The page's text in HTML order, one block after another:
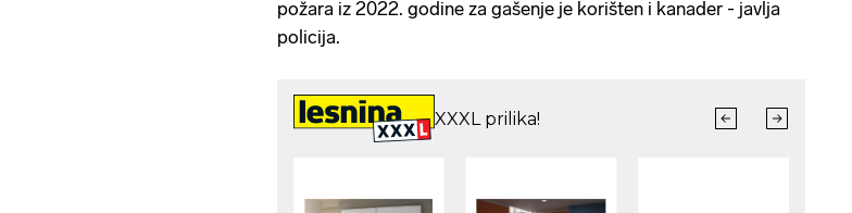
požara iz 2022. godine za gašenje je korišten i kanader - javlja
policija.